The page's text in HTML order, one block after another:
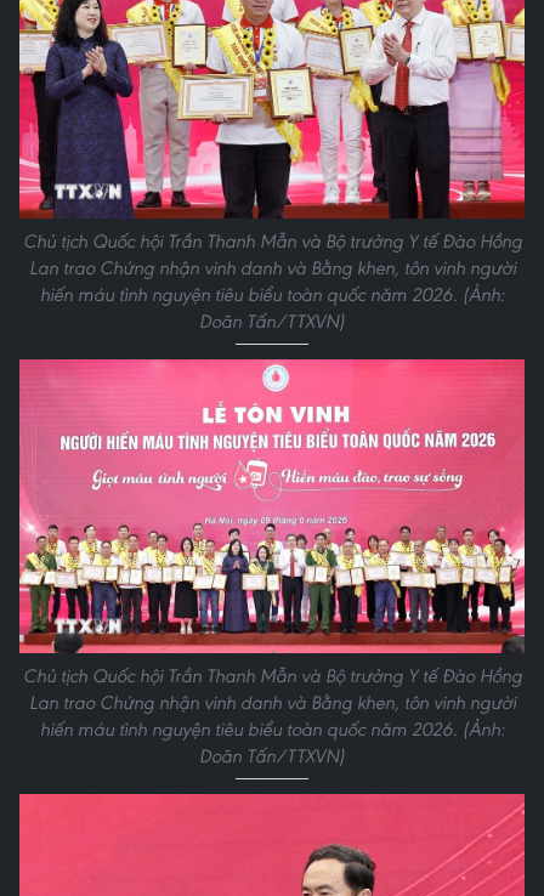
Chủ tịch Quốc hội Trần Thanh Mẫn và Bộ trưởng Y tế Đào Hồng
Lan trao Chứng nhận vinh danh và Bằng khen, tôn vinh người
hiến máu tình nguyện tiêu biểu toàn quốc năm 2026. (Ảnh:
Doãn Tấn/TTXVN)
Chủ tịch Quốc hội Trần Thanh Mẫn và Bộ trưởng Y tế Đào Hồng
Lan trao Chứng nhận vinh danh và Bằng khen, tôn vinh người
hiến máu tình nguyện tiêu biểu toàn quốc năm 2026. (Ảnh:
Doãn Tấn/TTXVN)